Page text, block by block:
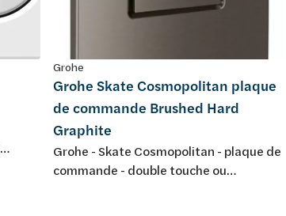
Grohe
Grohe Skate Cosmopolitan plaque
de commande Brushed Hard
Graphite
Grohe - Skate Cosmopolitan - plaque de
commande - double touche ou